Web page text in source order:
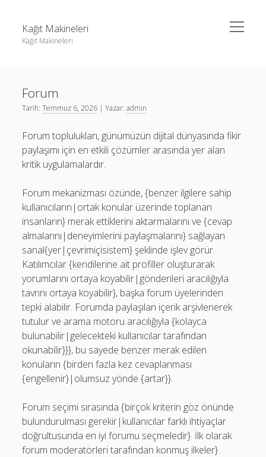
Kağıt Makineleri
Kağıt Makineleri
menüyü
aç
Liste
Sayfa Listesi
tiktok takipçi sayısı nasıl arttırılır
Youtube Yorum Kasma Şifresiz
Liste
Sayfa Listesi
Youtube Yorum Kasma Şifresiz
Forum
Tarih:Temmuz 6, 2026 | Yazar:admin
Forum toplulukları, günümüzün dijital dünyasında fikir
paylaşımı için en etkili çözümler arasında yer alan
kritik uygulamalardır.
Forum mekanizması özünde, {benzer ilgilere sahip
kullanıcıların|ortak konular üzerinde toplanan
insanların} merak ettiklerini aktarmalarını ve {cevap
almalarını|deneyimlerini paylaşmalarını} sağlayan
sanal{yer|çevrimiçisistem} şeklinde işlev görür.
Katılımcılar {kendilerine ait profiller oluşturarak
yorumlarını ortaya koyabilir|gönderileri aracılığıyla
tavrını ortaya koyabilir}, başka forum üyelerinden
tepki alabilir. Forumda paylaşılan içerik arşivlenerek
tutulur ve arama motoru aracılığıyla {kolayca
bulunabilir|gelecekteki kullanıcılar tarafından
okunabilir}}}, bu sayede benzer merak edilen
konuların {birden fazla kez cevaplanması
{engellenir}|olumsuz yönde {artar}}.
Forum seçimi sırasında {birçok kriterin göz önünde
bulundurulması gerekir|kullanıcılar farklı ihtiyaçlar
doğrultusunda en iyi forumu seçmeledir}. İlk olarak
forum moderatörleri tarafından konmuş ilkeler}